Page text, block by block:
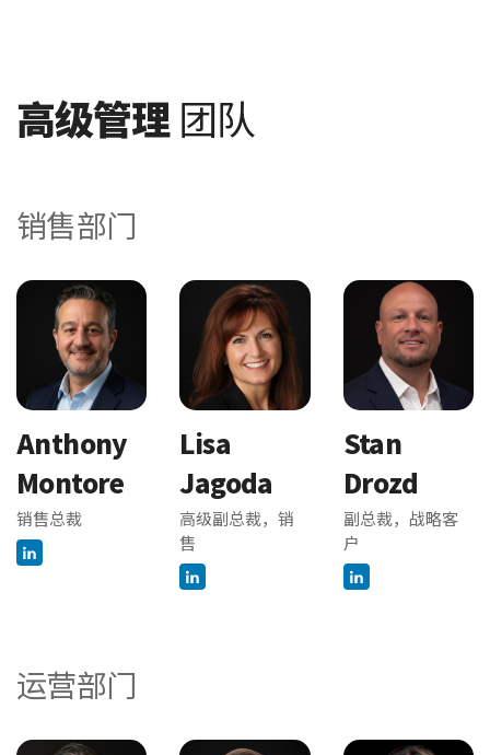
高级管理 团队
销售部门
Anthony
Montore
销售总裁
Lisa
Jagoda
高级副总裁，销
售
Stan
Drozd
副总裁，战略客
户
运营部门